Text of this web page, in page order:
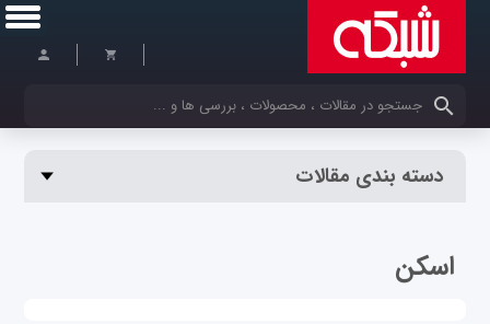
کلمات کلیدی خود را وارد کنید
دسته بندی مقالات
اسکن